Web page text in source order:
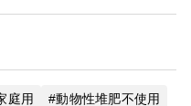
庭用
動物性堆肥不使用